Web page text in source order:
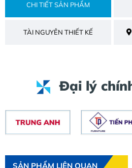
CHI TIẾT SẢN PHẨM
TÀI NGUYÊN THIẾT KẾ
Đại lý
SẢN PHẨM LIÊN QUAN